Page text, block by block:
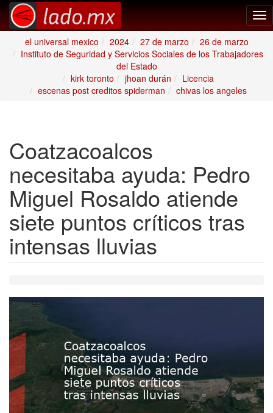
el universal mexico
2024 27 de marzo
26 de marzo
Instituto de Seguridad y Servicios Sociales de los Trabajadores
del Estado
kirk toronto
jhoan durán
Licencia
escenas post creditos spiderman
chivas los angeles
Coatzacoalcos
necesitaba ayuda: Pedro
Miguel Rosaldo atiende
siete puntos críticos tras
intensas lluvias